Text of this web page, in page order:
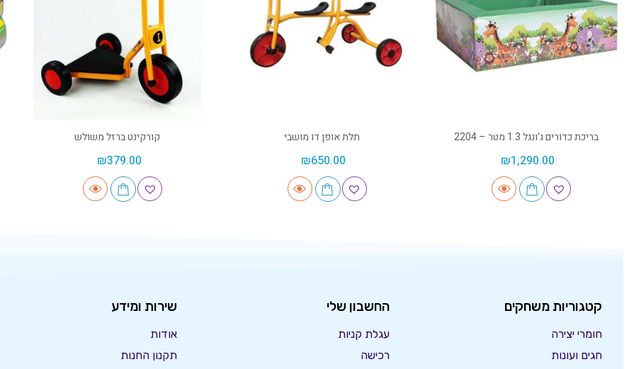
בריכת כדורים ג'ונגל 1.3 מטר – 2204
₪1,290.00
תלת אופן דו מושבי
₪650.00
קורקינט ברזל משולש
₪379.00
קטגוריות משחקים
חומרי יצירה
חגים ועונות
החשבון שלי
עגלת קניות
רכישה
שירות ומידע
אודות
תקנון החנות